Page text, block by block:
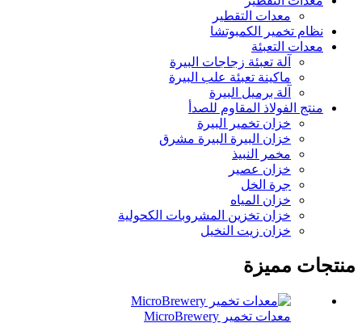
معدات التقطير
نظام تخمير الكمبوتشا
معدات التعبئة
آلة تعبئة زجاجات البيرة
ماكينة تعبئة علب البيرة
آلة برميل البيرة
منتج الفولاذ المقاوم للصدأ
خزان تخمير البيرة
خزان البيرة البيرة مشرق
مخمر النبيذ
خزان عصير
جرة الخل
خزان المياه
خزان تخزين المشروبات الكحولية
خزان زيت النخيل
منتجات مميزة
معدات تخمير MicroBrewery